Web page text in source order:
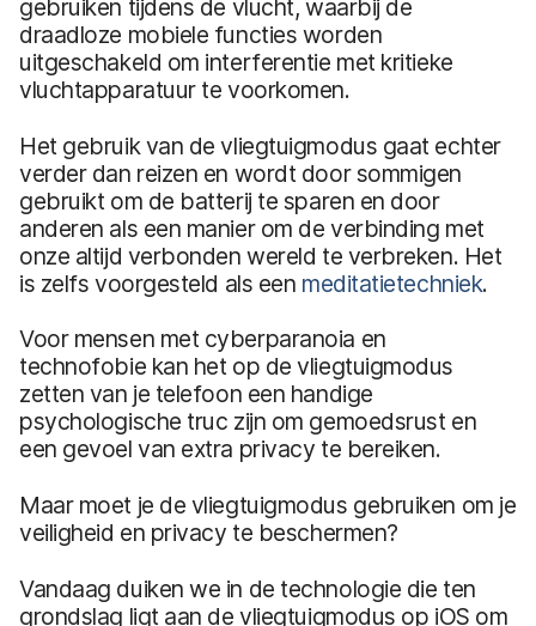
gebruiken tijdens de vlucht, waarbij de
draadloze mobiele functies worden
uitgeschakeld om interferentie met kritieke
vluchtapparatuur te voorkomen.
Het gebruik van de vliegtuigmodus gaat echter
verder dan reizen en wordt door sommigen
gebruikt om de batterij te sparen en door
anderen als een manier om de verbinding met
onze altijd verbonden wereld te verbreken. Het
is zelfs voorgesteld als een meditatietechniek.
Voor mensen met cyberparanoia en
technofobie kan het op de vliegtuigmodus
zetten van je telefoon een handige
psychologische truc zijn om gemoedsrust en
een gevoel van extra privacy te bereiken.
Maar moet je de vliegtuigmodus gebruiken om je
veiligheid en privacy te beschermen?
Vandaag duiken we in de technologie die ten
grondslag ligt aan de vliegtuigmodus op iOS om